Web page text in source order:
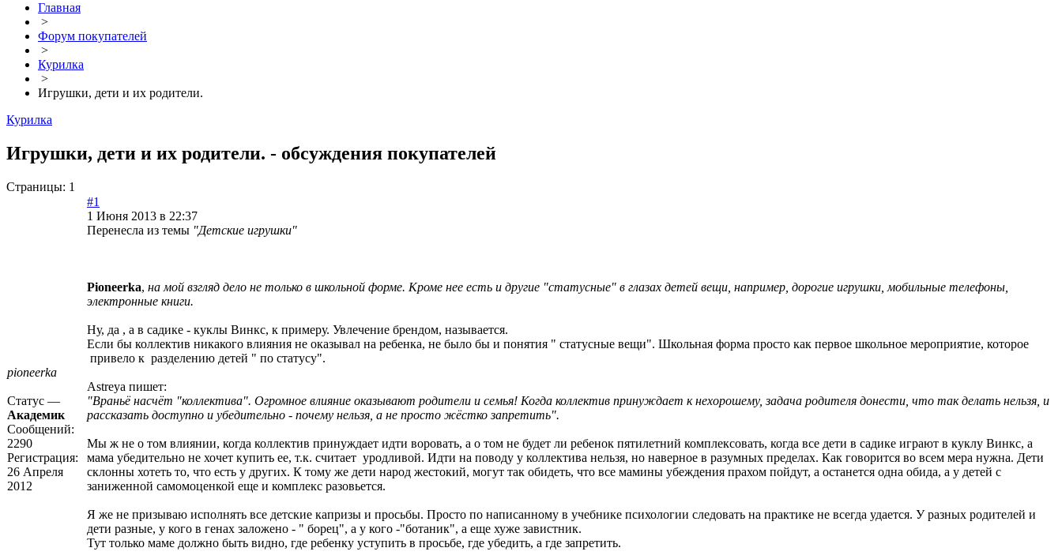
Главная
>
Форум покупателей
>
Курилка
>
Игрушки, дети и их родители.
Курилка
Игрушки, дети и их родители. - обсуждения покупателей
Страницы: 1
pioneerka
Статус —
Академик
Сообщений:
2290
Регистрация:
26 Апреля
2012
#1
1 Июня 2013 в 22:37
Перенесла из темы "Детские игрушки"
Рioneerka, на мой взгляд дело не только в школьной форме. Кроме нее есть и другие "статусные" в глазах детей вещи, например, дорогие игрушки, мобильные телефоны,
электронные книги.
Ну, да , а в садике - куклы Винкс, к примеру. Увлечение брендом, называется.
Если бы коллектив никакого влияния не оказывал на ребенка, не было бы и понятия " статусные вещи". Школьная форма просто как первое школьное мероприятие, которое
привело к разделению детей " по статусу".
Astreya пишет:
"Враньё насчёт "коллектива". Огромное влияние оказывают родители и семья! Когда коллектив принуждает к нехорошему, задача родителя донести, что так делать нельзя, и
рассказать доступно и убедительно - почему нельзя, а не просто жёстко запретить".
Мы ж не о том влиянии, когда коллектив принуждает идти воровать, а о том не будет ли ребенок пятилетний комплексовать, когда все дети в садике играют в куклу Винкс, а
мама убедительно не хочет купить ее, т.к. считает уродливой. Идти на поводу у коллектива нельзя, но наверное в разумных пределах. Как говорится во всем мера нужна. Дети
склонны хотеть то, что есть у других. К тому же дети народ жестокий, могут так обидеть, что все мамины убеждения прахом пойдут, а останется одна обида, а у детей с
заниженной самомоценкой еще и комплекс разовьется.
Я же не призываю исполнять все детские капризы и просьбы. Просто по написанному в учебнике психологии следовать на практике не всегда удается. У разных родителей и
дети разные, у кого в генах заложено - " борец", а у кого -"ботаник", а еще хуже завистник.
Тут только маме должно быть видно, где ребенку уступить в просьбе, где убедить, а где запретить.